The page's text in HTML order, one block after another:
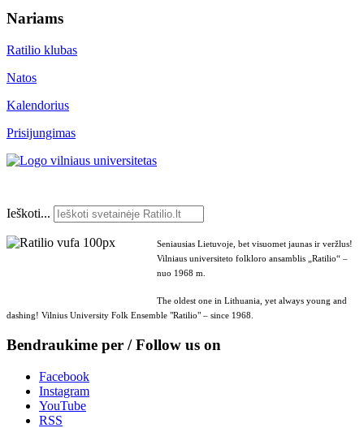
Nariams
Ratilio klubas
Natos
Kalendorius
Prisijungimas
Ieškoti...
Seniausias Lietuvoje, bet visuomet jaunas ir veržlus!
Vilniaus universiteto folkloro ansamblis „Ratilio“ –
nuo 1968 m.
The oldest one in Lithuania, yet always young and
dashing! Vilnius University Folk Ensemble "Ratilio" – since 1968.
Bendraukime per / Follow us on
Facebook
Instagram
YouTube
RSS